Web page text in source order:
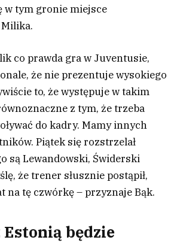
w tym gronie miejsce
co prawda gra w Juventusie,
że nie prezentuje wysokiego
to, że występuje w takim
z tym, że trzeba
do kadry. Mamy innych
Piątek się rozstrzelał
są Lewandowski, Świderski
że trener słusznie postąpił,
na tę czwórkę – przyznaje Bąk.
Estonią będzie